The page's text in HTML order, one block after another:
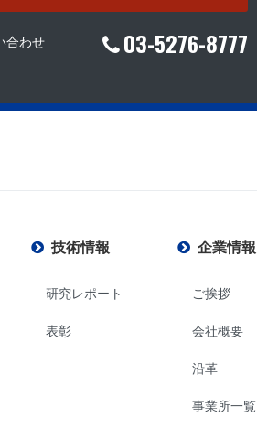
合わせ 03-5276-8777
技術情報
研究レポート
表彰
企業情報
ご挨拶
会社概要
沿革
事業所一覧